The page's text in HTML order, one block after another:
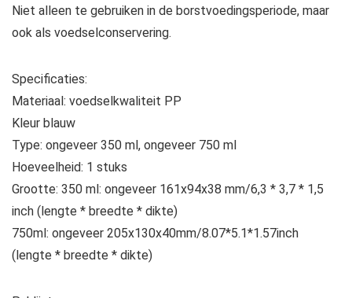
Niet alleen te gebruiken in de borstvoedingsperiode, maar
ook als voedselconservering.
Specificaties:
Materiaal: voedselkwaliteit PP
Kleur blauw
Type: ongeveer 350 ml, ongeveer 750 ml
Hoeveelheid: 1 stuks
Grootte: 350 ml: ongeveer 161x94x38 mm/6,3 * 3,7 * 1,5
inch (lengte * breedte * dikte)
750ml: ongeveer 205x130x40mm/8.07*5.1*1.57inch
(lengte * breedte * dikte)